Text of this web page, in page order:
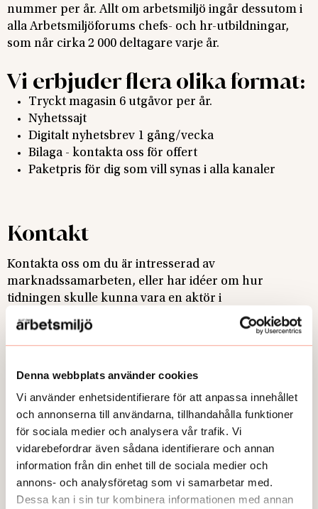
Denna webbplats använder cookies
Vi använder enhetsidentifierare för att anpassa innehållet
och annonserna till användarna, tillhandahålla funktioner
för sociala medier och analysera vår trafik. Vi
vidarebefordrar även sådana identifierare och annan
information från din enhet till de sociala medier och
annons- och analysföretag som vi samarbetar med.
Dessa kan i sin tur kombinera informationen med annan
nummer per år. Allt om arbetsmiljö ingår dessutom i
alla Arbetsmiljöforums chefs- och hr-utbildningar,
som når cirka 2 000 deltagare varje år.
Vi erbjuder flera olika format:
Tryckt magasin 6 utgåvor per år.
Nyhetssajt
Digitalt nyhetsbrev 1 gång/vecka
Bilaga - kontakta oss för offert
Paketpris för dig som vill synas i alla kanaler
Kontakt
Kontakta oss om du är intresserad av
marknadssamarbeten, eller har idéer om hur
tidningen skulle kunna vara en aktör i
marknadsaktiviteter ni genomför. Vi är ofta part till bl
a utställningar, mässor och konferenser.
Axel Schéle
Annonsansvarig
axel.schele@mediakraft.se
0707 27 41 09